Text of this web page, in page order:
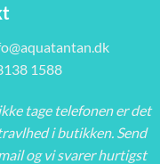
1588
tage telefonen er det
i butikken. Send
og vi svarer hurtigst